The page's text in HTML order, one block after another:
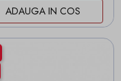
ADAUGA IN COS